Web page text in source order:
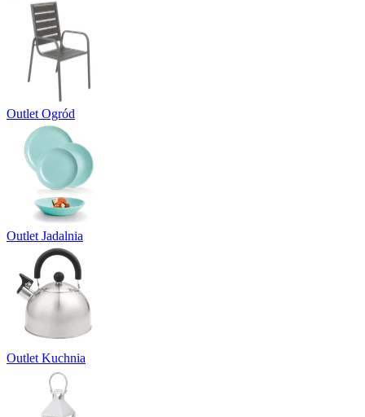
Outlet Ogród
Outlet Jadalnia
Outlet Kuchnia